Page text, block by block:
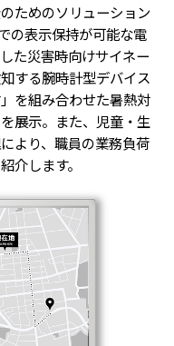
ためのソリューション
の表示保持が可能な電
た災害時向けサイネー
する腕時計型デバイス
を組み合わせた暑熱対
展示。また、児童・生
より、職員の業務負荷
介します。